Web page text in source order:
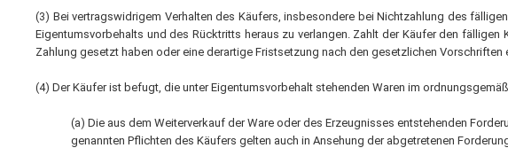
(3) Bei vertragswidrigem Verhalten des Käufers, insbesondere bei Nichtzahlung des
Eigentumsvorbehalts und des Rücktritts heraus zu verlangen. Zahlt der Käufer den
Zahlung gesetzt haben oder eine derartige Fristsetzung nach den gesetzlichen Vorschriften
(4) Der Käufer ist befugt, die unter Eigentumsvorbehalt stehenden Waren im
(a) Die aus dem Weiterverkauf der Ware oder des Erzeugnisses entstehenden
genannten Pflichten des Käufers gelten auch in Ansehung der abgetretenen